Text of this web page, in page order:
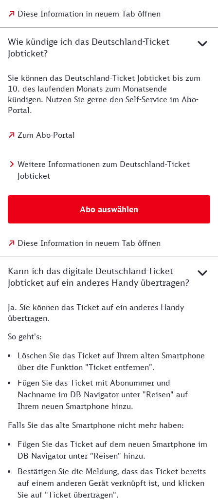
Diese Information in neuem Tab öffnen
Wie kündige ich das Deutschland-Ticket
Jobticket?
Sie können das Deutschland-Ticket Jobticket bis zum
10. des laufenden Monats zum Monatsende
kündigen. Nutzen Sie gerne den Self-Service im Abo-
Portal.
Zum Abo-Portal
Weitere Informationen zum Deutschland-Ticket
Jobticket
Abo auswählen
Diese Information in neuem Tab öffnen
Kann ich das digitale Deutschland-Ticket
Jobticket auf ein anderes Handy übertragen?
Ja. Sie können das Ticket auf ein anderes Handy
übertragen.
So geht's:
Löschen Sie das Ticket auf Ihrem alten Smartphone
über die Funktion "Ticket entfernen".
Fügen Sie das Ticket mit Abonummer und
Nachname im DB Navigator unter "Reisen" auf
Ihrem neuen Smartphone hinzu.
Falls Sie das alte Smartphone nicht mehr haben:
Fügen Sie das Ticket auf dem neuen Smartphone im
DB Navigator unter "Reisen" hinzu.
Bestätigen Sie die Meldung, dass das Ticket bereits
auf einem anderen Gerät verknüpft ist, und klicken
Sie auf "Ticket übertragen".